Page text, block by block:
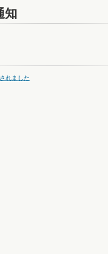
知
れました